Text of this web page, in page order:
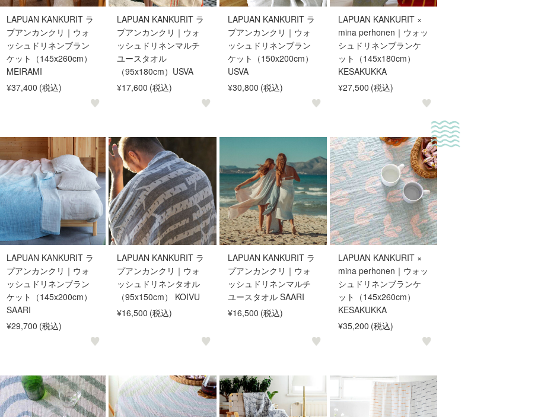
LAPUAN KANKURIT ラ
プアンカンクリ｜ウォ
ッシュドリネンブラン
ケット（145x260cm）
MEIRAMI
¥37,400 (税込)
LAPUAN KANKURIT ラ
プアンカンクリ｜ウォ
ッシュドリネンマルチ
ユースタオル
（95x180cm）USVA
¥17,600 (税込)
LAPUAN KANKURIT ラ
プアンカンクリ｜ウォ
ッシュドリネンブラン
ケット（150x200cm）
USVA
¥30,800 (税込)
LAPUAN KANKURIT ×
mina perhonen｜ウォッ
シュドリネンブランケ
ット（145x180cm）
KESAKUKKA
¥27,500 (税込)
LAPUAN KANKURIT ラ
プアンカンクリ｜ウォ
ッシュドリネンブラン
ケット（145x200cm）
SAARI
¥29,700 (税込)
LAPUAN KANKURIT ラ
プアンカンクリ｜ウォ
ッシュドリネンタオル
（95x150cm） KOIVU
¥16,500 (税込)
LAPUAN KANKURIT ラ
プアンカンクリ｜ウォ
ッシュドリネンマルチ
ユースタオル SAARI
¥16,500 (税込)
LAPUAN KANKURIT ×
mina perhonen｜ウォッ
シュドリネンブランケ
ット（145x260cm）
KESAKUKKA
¥35,200 (税込)